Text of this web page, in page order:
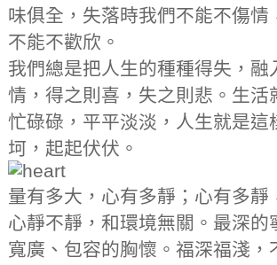
味俱全，失落時我們不能不傷情
不能不歡欣。
我們總是把人生的種種得失，融
情，得之則喜，失之則悲。生活
忙碌碌，平平淡淡，人生就是這
坷，起起伏伏。
量有多大，心有多靜；心有多靜
心靜不靜，和環境無關。最深的
寬廣、包容的胸懷。福深福淺，